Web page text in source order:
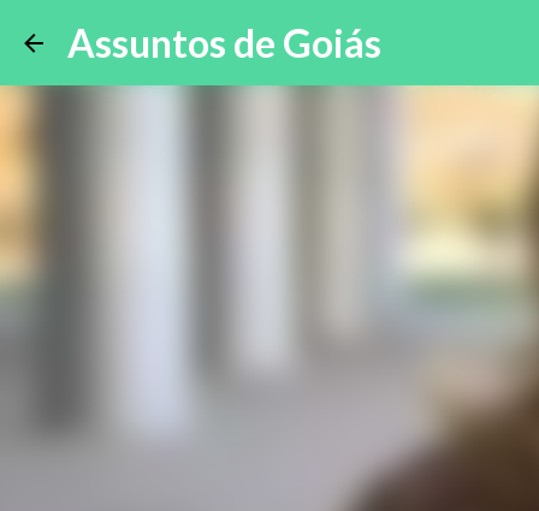
Assuntos de Goiás